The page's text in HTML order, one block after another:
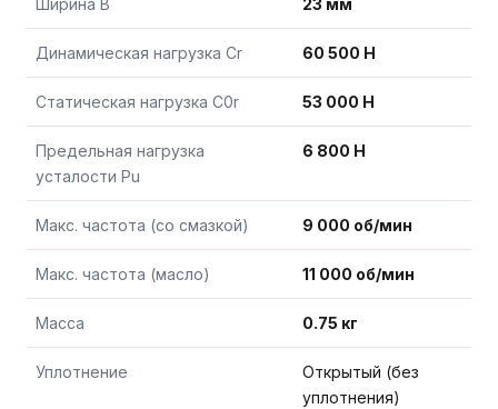
Ширина B 23 мм
Динамическая нагрузка Cr 60 500 Н
Статическая нагрузка C0r 53 000 Н
Предельная нагрузка
усталости Pu
6 800 Н
Макс. частота (со смазкой) 9 000 об/мин
Макс. частота (масло) 11 000 об/мин
Масса 0.75 кг
Уплотнение
Открытый (без
уплотнения)